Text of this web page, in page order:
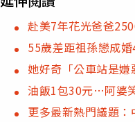
赴美7年花光爸爸
55歲差距祖孫戀成
她好奇「公車站是
油飯1包30元…阿婆
更多最新熱門議題